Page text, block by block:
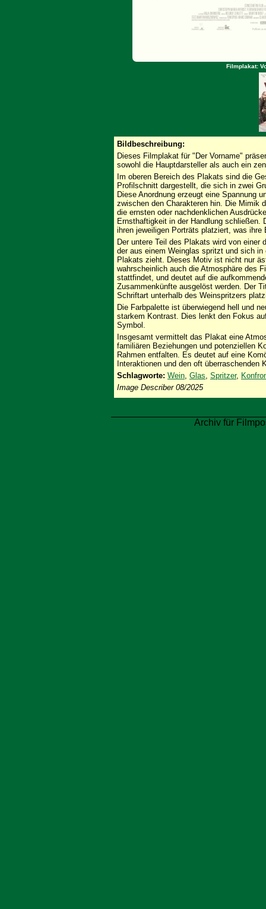
Filmplakat:
Bildbeschreibung:
Dieses Filmplakat für "Der Vorname"
sowohl die Hauptdarsteller als auch ein
Im oberen Bereich des Plakats sind die
Profilschnitt dargestellt, die sich in zwei
Diese Anordnung erzeugt eine Spannung
zwischen den Charakteren hin. Die Mimik
die ernsten oder nachdenklichen
Ernsthaftigkeit in der Handlung schließen.
ihren jeweiligen Porträts platziert, was
Der untere Teil des Plakats wird von einer
der aus einem Weinglas spritzt und sich
Plakats zieht. Dieses Motiv ist nicht nur
wahrscheinlich auch die Atmosphäre des
stattfindet, und deutet auf die
Zusammenkünfte ausgelöst werden. Der
Schriftart unterhalb des Weinspritzers
Die Farbpalette ist überwiegend hell und
starkem Kontrast. Dies lenkt den Fokus
Symbol.
Insgesamt vermittelt das Plakat eine
familiären Beziehungen und potenziellen
Rahmen entfalten. Es deutet auf eine
Interaktionen und den oft überraschenden
Schlagworte: Wein, Glas, Spritzer,
Image Describer 08/2025
Archiv für